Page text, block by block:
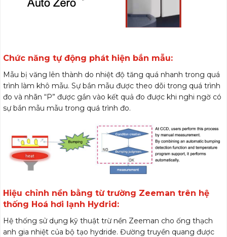
Chức năng tự động phát hiện bắn mẫu:
Mẫu bị văng lên thành do nhiệt độ tăng quá nhanh trong quá
trình làm khô mẫu. Sự bắn mẫu được theo dõi trong quá trình
đo và nhãn “P” được gắn vào kết quả đo được khi nghi ngờ có
sự bắn mẫu mẫu trong quá trình đo.
Hiệu chỉnh nền bằng từ trường Zeeman trên hệ
thống Hoá hơi lạnh Hydrid:
Hệ thống sử dụng kỹ thuật trừ nền Zeeman cho ống thạch
anh gia nhiệt của bộ tạo hydride. Đường truyền quang được